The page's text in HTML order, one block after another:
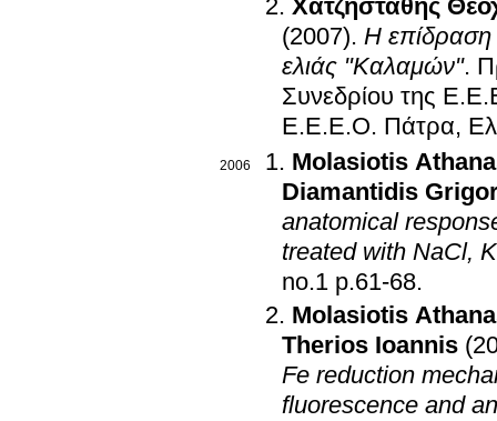
Χατζηστάθης
(2007). Η επίδραση
ελιάς "Καλαμών".
Συνεδρίου της
Ε.Ε.Ε.Ο. Πάτρα,
2006
Molasiotis
Diamantidis
anatomical
treated with NaCl,
no.1 p.61-68.
Molasiotis
Therios Ioannis
Fe reduction
fluorescence and